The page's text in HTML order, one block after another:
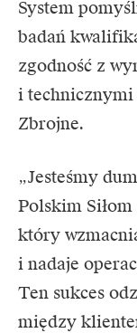
System
badań
zgodność z
i technicznymi
Zbrojne.
„Jesteśmy
Polskim
który
i nadaje
Ten sukces
między